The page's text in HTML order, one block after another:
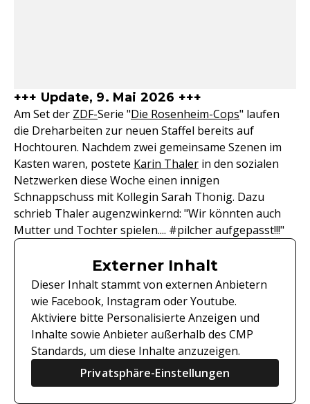
+++ Update, 9. Mai 2026 +++
Am Set der ZDF-Serie "Die Rosenheim-Cops" laufen
die Dreharbeiten zur neuen Staffel bereits auf
Hochtouren. Nachdem zwei gemeinsame Szenen im
Kasten waren, postete Karin Thaler in den sozialen
Netzwerken diese Woche einen innigen
Schnappschuss mit Kollegin Sarah Thonig. Dazu
schrieb Thaler augenzwinkernd: "Wir könnten auch
Mutter und Tochter spielen.... #pilcher aufgepasst!!!"
Externer Inhalt
Dieser Inhalt stammt von externen Anbietern
wie Facebook, Instagram oder Youtube.
Aktiviere bitte Personalisierte Anzeigen und
Inhalte sowie Anbieter außerhalb des CMP
Standards, um diese Inhalte anzuzeigen.
Privatsphäre-Einstellungen